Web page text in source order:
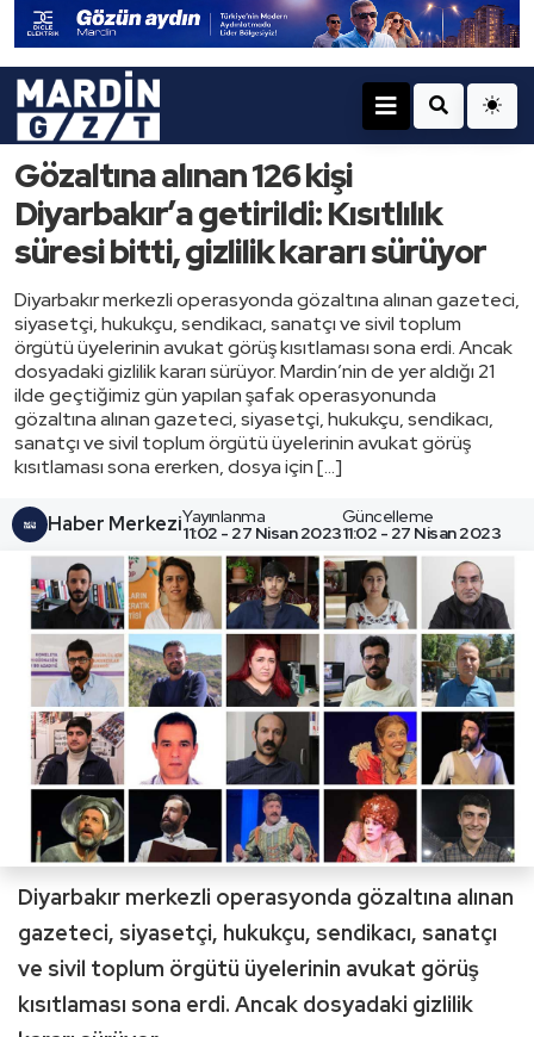
Gözaltına alınan 126 kişi
Diyarbakır’a getirildi: Kısıtlılık
süresi bitti, gizlilik kararı sürüyor
Diyarbakır merkezli operasyonda gözaltına alınan gazeteci,
siyasetçi, hukukçu, sendikacı, sanatçı ve sivil toplum
örgütü üyelerinin avukat görüş kısıtlaması sona erdi. Ancak
dosyadaki gizlilik kararı sürüyor. Mardin’nin de yer aldığı 21
ilde geçtiğimiz gün yapılan şafak operasyonunda
gözaltına alınan gazeteci, siyasetçi, hukukçu, sendikacı,
sanatçı ve sivil toplum örgütü üyelerinin avukat görüş
kısıtlaması sona ererken, dosya için […]
Haber MerkeziYayınlanma
11:02 - 27 Nisan 2023
Güncelleme
11:02 - 27 Nisan 2023
Diyarbakır merkezli operasyonda gözaltına alınan
gazeteci, siyasetçi, hukukçu, sendikacı, sanatçı
ve sivil toplum örgütü üyelerinin avukat görüş
kısıtlaması sona erdi. Ancak dosyadaki gizlilik